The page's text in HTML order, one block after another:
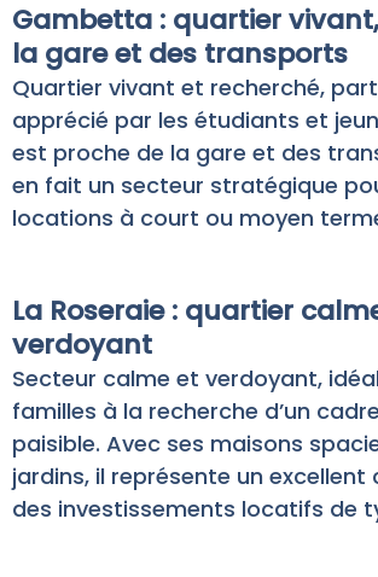
Gambetta : quartier
la gare et des transports
Quartier vivant et recherché,
apprécié par les étudiants et
est proche de la gare et des
en fait un secteur stratégique
locations à court ou moyen
La Roseraie : quartier
verdoyant
Secteur calme et verdoyant,
familles à la recherche d’un
paisible. Avec ses maisons
jardins, il représente un excellent
des investissements locatifs de